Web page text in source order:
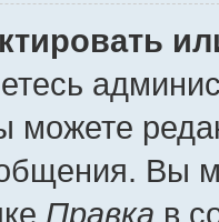
Вы
Правка в